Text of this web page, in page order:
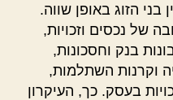
בני הזוג באופן שווה.
של נכסים וזכויות,
בנק וחסכונות,
וקרנות השתלמות,
בעסק. כך, העיקרון